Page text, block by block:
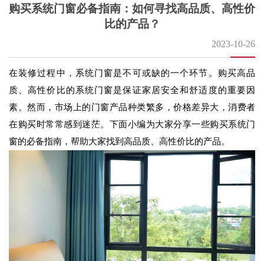
购买系统门窗必备指南：如何寻找高品质、高性价
比的产品？
2023-10-26
在装修过程中，系统门窗是不可或缺的一个环节。购买高品
质、高性价比的系统门窗是保证家居安全和舒适度的重要因
素。然而，市场上的门窗产品种类繁多，价格差异大，消费者
在购买时常常感到迷茫。下面小编为大家分享一些购买系统门
窗的必备指南，帮助大家找到高品质、高性价比的产品。